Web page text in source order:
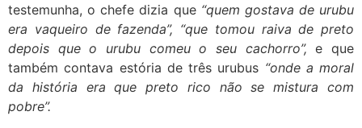
testemunha, o chefe dizia que “quem gostava de urubu
era vaqueiro de fazenda”, “que tomou raiva de preto
depois que o urubu comeu o seu cachorro”,e que
também contava estória de três urubus “onde a moral
da história era que preto rico não se mistura com
pobre”.